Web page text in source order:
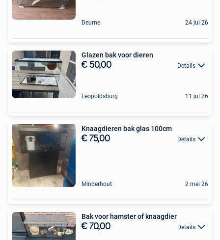
Deurne 24 jul 26
Glazen bak voor dieren
€ 50,00 Details
Leopoldsburg 11 jul 26
Knaagdieren bak glas 100cm
€ 75,00 Details
Minderhout 2 mei 26
Bak voor hamster of knaagdier
€ 70,00 Details